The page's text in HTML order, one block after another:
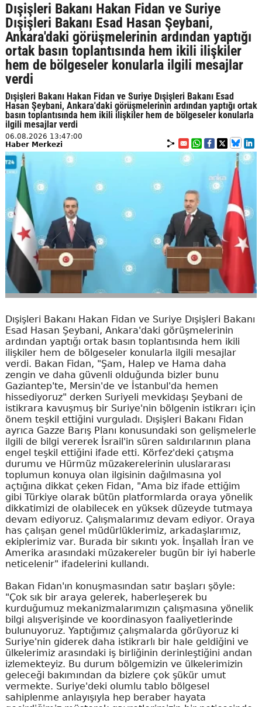
Dışişleri Bakanı Hakan Fidan ve Suriye
Dışişleri Bakanı Esad Hasan Şeybani,
Ankara'daki görüşmelerinin ardından yaptığı
ortak basın toplantısında hem ikili ilişkiler
hem de bölgeseler konularla ilgili mesajlar
verdi
Dışişleri Bakanı Hakan Fidan ve Suriye Dışişleri Bakanı Esad
Hasan Şeybani, Ankara'daki görüşmelerinin ardından yaptığı ortak
basın toplantısında hem ikili ilişkiler hem de bölgeseler konularla
ilgili mesajlar verdi
06.08.2026 13:47:00
Haber Merkezi
Dışişleri Bakanı Hakan Fidan ve Suriye Dışişleri Bakanı
Esad Hasan Şeybani, Ankara'daki görüşmelerinin
ardından yaptığı ortak basın toplantısında hem ikili
ilişkiler hem de bölgeseler konularla ilgili mesajlar
verdi. Bakan Fidan, "Şam, Halep ve Hama daha
zengin ve daha güvenli olduğunda bizler bunu
Gaziantep'te, Mersin'de ve İstanbul'da hemen
hissediyoruz" derken Suriyeli mevkidaşı Şeybani de
istikrara kavuşmuş bir Suriye'nin bölgenin istikrarı için
önem teşkil ettiğini vurguladı. Dışişleri Bakanı Fidan
ayrıca Gazze Barış Planı konusundaki son gelişmelerle
ilgili de bilgi vererek İsrail'in süren saldırılarının plana
engel teşkil ettiğini ifade etti. Körfez'deki çatışma
durumu ve Hürmüz müzakerelerinin uluslararası
toplumun konuya olan ilgisinin dağılmasına yol
açtığına dikkat çeken Fidan, "Ama biz ifade ettiğim
gibi Türkiye olarak bütün platformlarda oraya yönelik
dikkatimizi de olabilecek en yüksek düzeyde tutmaya
devam ediyoruz. Çalışmalarımız devam ediyor. Oraya
has çalışan genel müdürlüklerimiz, arkadaşlarımız,
ekiplerimiz var. Burada bir sıkıntı yok. İnşallah İran ve
Amerika arasındaki müzakereler bugün bir iyi haberle
neticelenir" ifadelerini kullandı.
Bakan Fidan'ın konuşmasından satır başları şöyle:
"Çok sık bir araya gelerek, haberleşerek bu
kurduğumuz mekanizmalarımızın çalışmasına yönelik
bilgi alışverişinde ve koordinasyon faaliyetlerinde
bulunuyoruz. Yaptığımız çalışmalarda görüyoruz ki
Suriye'nin giderek daha istikrarlı bir hale geldiğini ve
ülkelerimiz arasındaki iş birliğinin derinleştiğini andan
izlemekteyiz. Bu durum bölgemizin ve ülkelerimizin
geleceği bakımından da bizlere çok şükür umut
vermekte. Suriye'deki olumlu tablo bölgesel
sahiplenme anlayışıyla hep beraber hayata